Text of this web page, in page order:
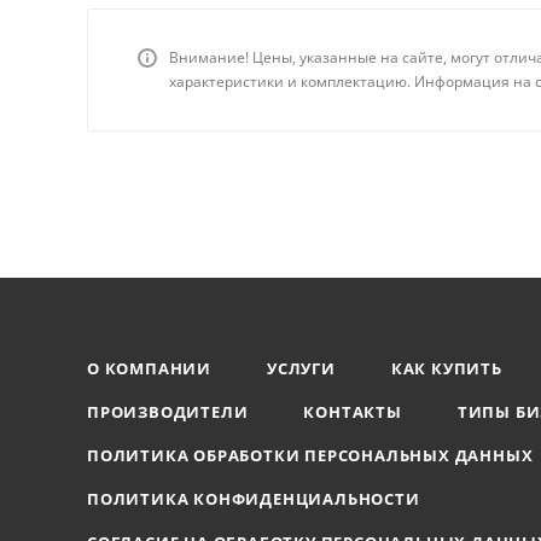
Внимание! Цены, указанные на сайте, могут
характеристики и комплектацию. Информация на
О КОМПАНИИ УСЛУГИ
КАК КУПИТЬ
ПРОИЗВОДИТЕЛИ
КОНТАКТЫ
ТИПЫ
ПОЛИТИКА ОБРАБОТКИ ПЕРСОНАЛЬНЫХ ДАННЫХ
ПОЛИТИКА КОНФИДЕНЦИАЛЬНОСТИ